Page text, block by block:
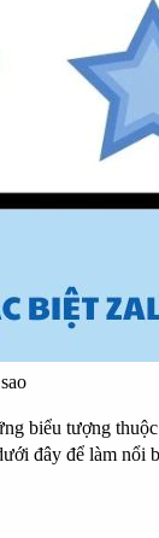
biểu tượng
đây để làm nổi